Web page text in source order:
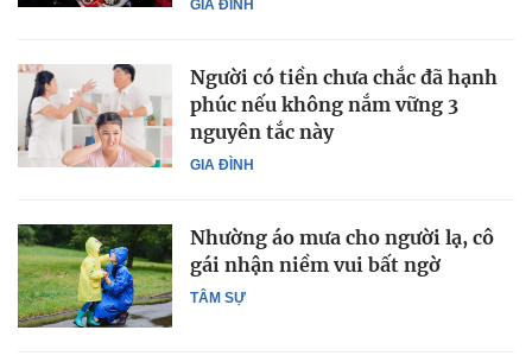
GIA ĐÌNH
GIA ĐÌNH
Người có tiền chưa chắc đã hạnh
phúc nếu không nắm vững 3
nguyên tắc này
TÂM SỰ
Nhường áo mưa cho người lạ, cô
gái nhận niềm vui bất ngờ